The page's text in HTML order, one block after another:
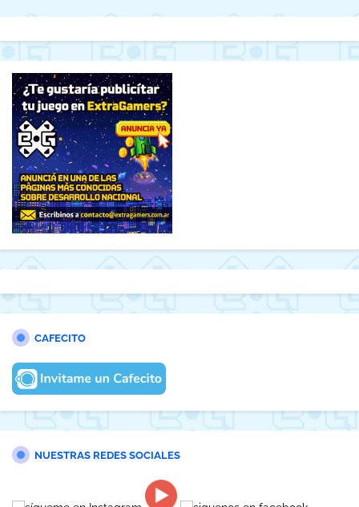
CAFECITO
NUESTRAS REDES SOCIALES